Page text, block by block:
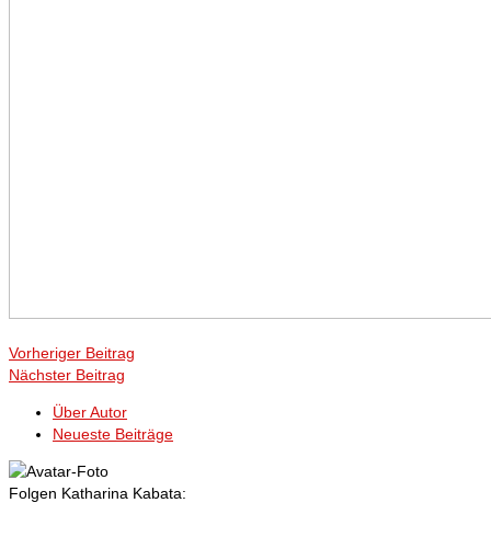
Vorheriger Beitrag
Nächster Beitrag
Über Autor
Neueste Beiträge
Folgen Katharina Kabata: